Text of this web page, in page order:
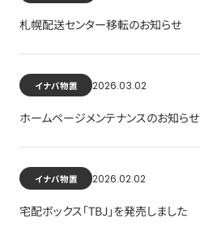
札幌配送センター移転のお知らせ
イナバ物置 2026.03.02
ホームページメンテナンスのお知らせ
イナバ物置 2026.02.02
宅配ボックス「TBJ」を発売しました